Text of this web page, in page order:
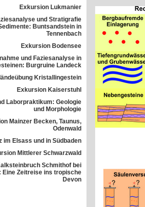
Exkursion Lukmanier
und Stratigrafie
Buntsandstein in
Tennenbach
Exkursion Bodensee
und Faziesanalyse in
Burgruine Landeck
Kristallingestein
Exkursion Kaiserstuhl
Laborpraktikum: Geologie
und Morphologie
Mainzer Becken, Taunus,
Odenwald
im Elsass und in Südbaden
Mittlerer Schwarzwald
Schmithof bei
Eine Zeitreise ins tropische
Devon